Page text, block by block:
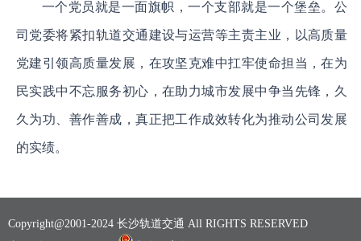
一个党员就是一面旗帜，一个支部就是一个堡垒。公
司党委将紧扣轨道交通建设与运营等主责主业，以高质量
党建引领高质量发展，在攻坚克难中扛牢使命担当，在为
民实践中不忘服务初心，在助力城市发展中争当先锋，久
久为功、善作善成，真正把工作成效转化为推动公司发展
的实绩。
Copyright@2001-2024 长沙轨道交通 All RIGHTS RESERVED